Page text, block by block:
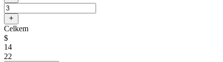
Celkem
$
14
22